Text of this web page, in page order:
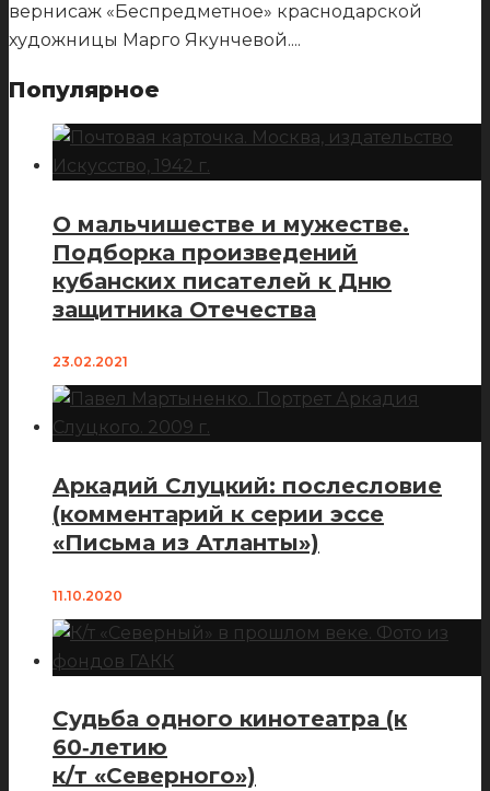
вернисаж «Беспредметное» краснодарской
художницы Марго Якунчевой....
Популярное
О мальчишестве и мужестве.
Подборка произведений
кубанских писателей к Дню
защитника Отечества
23.02.2021
Аркадий Слуцкий: послесловие
(комментарий к серии эссе
«Письма из Атланты»)
11.10.2020
Судьба одного кинотеатра (к
60‑летию
к/т «Северного»)